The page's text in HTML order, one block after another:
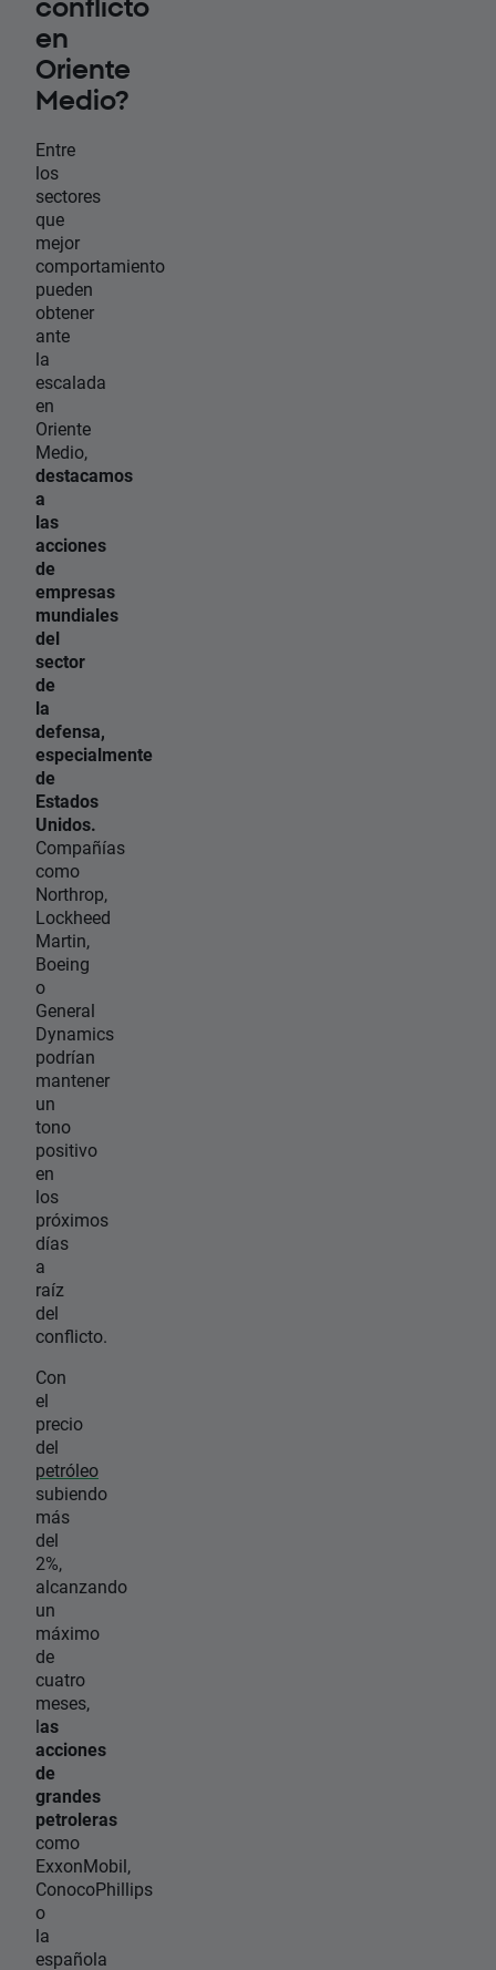
conflicto
en
Oriente
Medio?
Entre
los
sectores
que
mejor
comportamiento
pueden
obtener
ante
la
escalada
en
Oriente
Medio,
destacamos
a
las
acciones
de
empresas
mundiales
del
sector
de
la
defensa,
especialmente
de
Estados
Unidos.
Compañías
como
Northrop,
Lockheed
Martin,
Boeing
o
General
Dynamics
podrían
mantener
un
tono
positivo
en
los
próximos
días
a
raíz
del
conflicto.
Con
el
precio
del
petróleo
subiendo
más
del
2%,
alcanzando
un
máximo
de
cuatro
meses,
las
acciones
de
grandes
petroleras
como
ExxonMobil,
ConocoPhillips
o
la
española